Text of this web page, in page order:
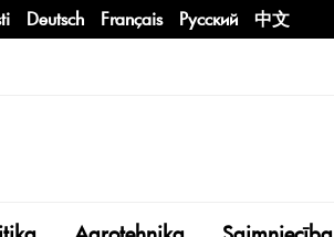
Deutsch Français Русский 中文